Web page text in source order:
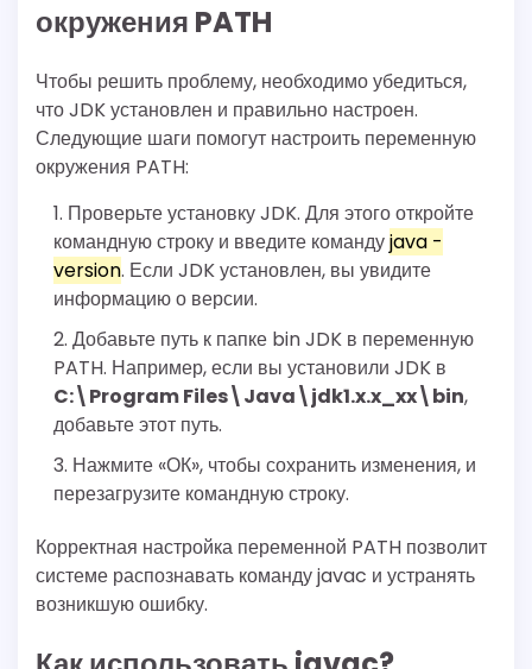
окружения PATH
Чтобы решить проблему, необходимо убедиться,
что JDK установлен и правильно настроен.
Следующие шаги помогут настроить переменную
окружения PATH:
Проверьте установку JDK. Для этого откройте
командную строку и введите командуjava -
version. Если JDK установлен, вы увидите
информацию о версии.
Добавьте путь к папке bin JDK в переменную
PATH. Например, если вы установили JDK в
C:\Program Files\Java\jdk1.x.x_xx\bin,
добавьте этот путь.
Нажмите «ОК», чтобы сохранить изменения, и
перезагрузите командную строку.
Корректная настройка переменной PATH позволит
системе распознавать команду javac и устранять
возникшую ошибку.